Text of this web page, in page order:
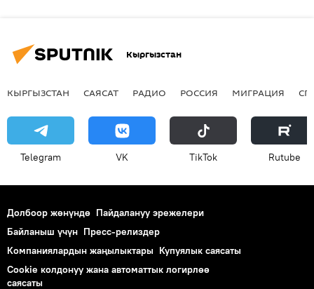
Кыргызстан
КЫРГЫЗСТАН САЯСАТ РАДИО РОССИЯ МИГРАЦИЯ
Telegram VK ТikТоk Rutube
Долбоор жөнүндө Пайдалануу эрежелери
Байланыш үчүн Пресс-релиздер
Компаниялардын жаңылыктары Купуялык саясаты
Cookie колдонуу жана автоматтык логирлөө
саясаты